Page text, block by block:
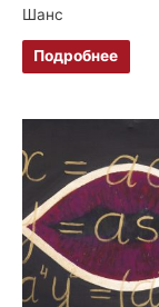
Шанс
Подробнее